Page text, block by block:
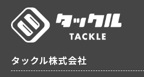
タックル株式会社